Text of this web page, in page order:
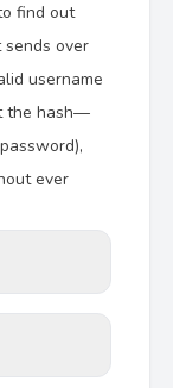
find out
over
username
the hash—
ever